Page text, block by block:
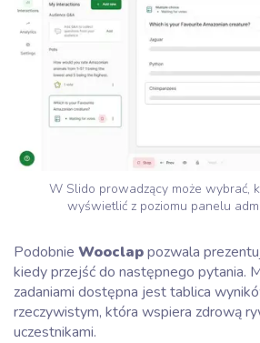
W Slido prowadzący może wybrać,
wyświetlić z poziomu panelu
Podobnie Wooclappozwala
kiedy przejść do następnego pytania.
zadaniami dostępna jest tablica
rzeczywistym, która wspiera zdrową
uczestnikami.